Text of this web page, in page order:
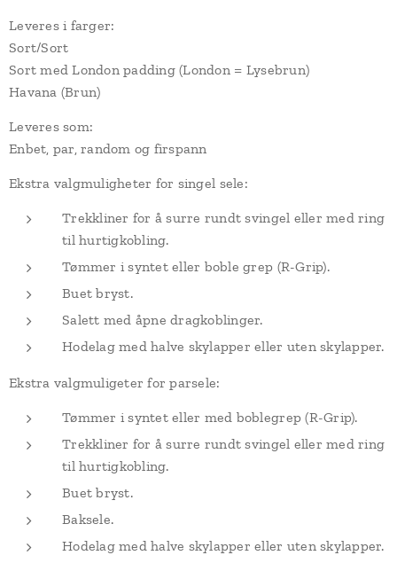
Leveres i farger:
Sort/Sort
Sort med London padding (London = Lysebrun)
Havana (Brun)
Leveres som:
Enbet, par, random og firspann
Ekstra valgmuligheter for singel sele:
Trekkliner for å surre rundt svingel eller med ring
til hurtigkobling.
Tømmer i syntet eller boble grep (R-Grip).
Buet bryst.
Salett med åpne dragkoblinger.
Hodelag med halve skylapper eller uten skylapper.
Ekstra valgmuligeter for parsele:
Tømmer i syntet eller med boblegrep (R-Grip).
Trekkliner for å surre rundt svingel eller med ring
til hurtigkobling.
Buet bryst.
Baksele.
Hodelag med halve skylapper eller uten skylapper.